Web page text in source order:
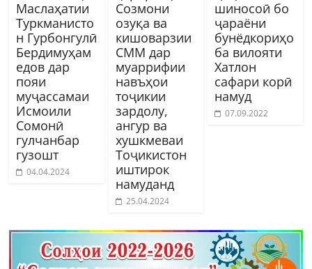
Маслаҳатии
Туркманисто
н Гурбонгулӣ
Бердимуҳам
едов дар
пояи
муҷассамаи
Исмоили
Сомонӣ
гулчанбар
гузошт
04.04.2024
Созмони
озуқа ва
кишоварзии
СММ дар
муаррифии
навъҳои
тоҷикии
зардолу,
ангур ва
хушкмеваи
Тоҷикистон
иштирок
намуданд
25.04.2024
шиносоӣ бо
ҷараёни
бунёдкориҳо
ба вилояти
Хатлон
сафари корӣ
намуд
07.09.2022